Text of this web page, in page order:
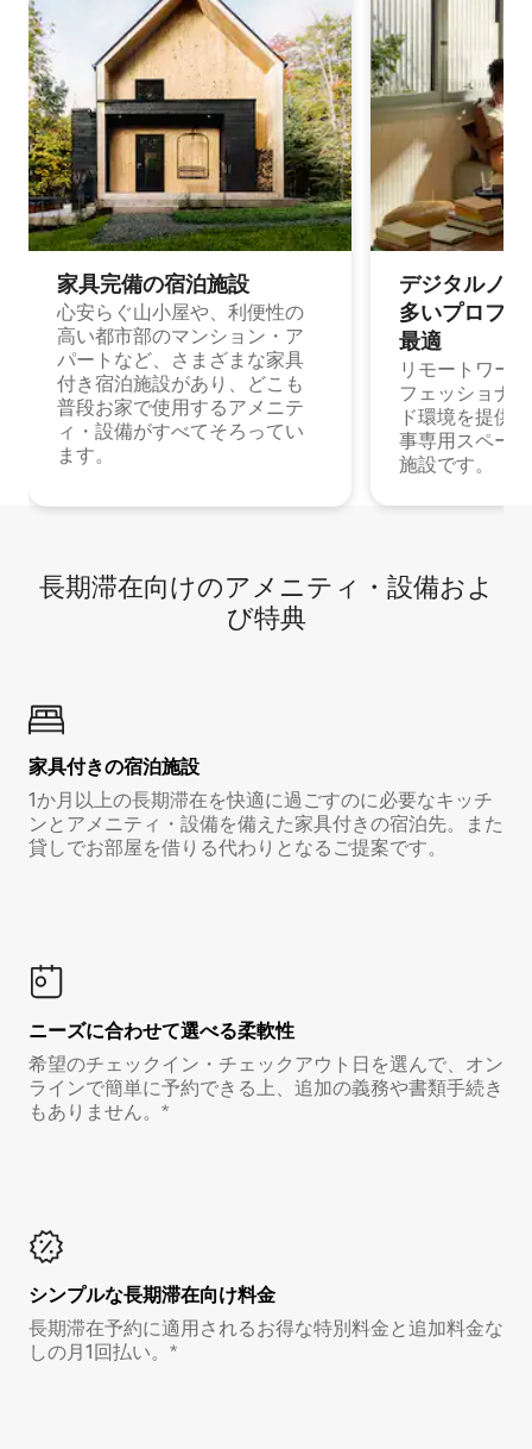
家具完備の宿⁠泊⁠施⁠設
心安らぐ山小屋や、利便性の
高い都市部のマンション・ア
パートなど、さまざまな家具
付き宿泊施設があり、どこも
普段お家で使用するアメニテ
ィ・設備がすべてそろってい
ます。
デジタルノ
多⁠いプ⁠ロ⁠フ⁠
最⁠適
リモートワー
フェッショナ
ド環境を提供
事専用スペー
施設です。
長期滞在向け⁠のア⁠メ⁠ニ⁠テ⁠ィ⁠・設⁠備⁠およ
び特⁠典
家具付き⁠の宿⁠泊⁠施⁠設
1か月以上の長期滞在を快適に過ごすのに必要なキッチ
ンとアメニティ・設備を備えた家具付きの宿泊先。また
貸しでお部屋を借りる代わりとなるご提案です。
ニーズに合わせて選べる柔軟性
希望のチェックイン・チェックアウト日を選んで、オン
ラインで簡単に予約できる上、追加の義務や書類手続き
もありません。*
シンプルな長期滞在向け料金
長期滞在予約に適用されるお得な特別料金と追加料金な
しの月1回払い。*